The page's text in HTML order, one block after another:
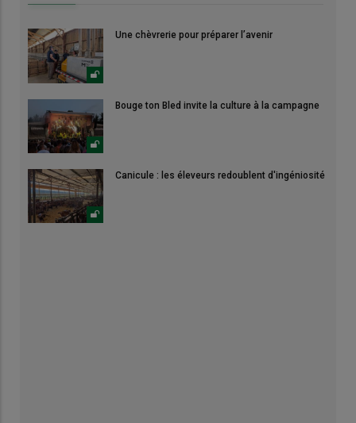
Une chèvrerie pour préparer l’avenir
Bouge ton Bled invite la culture à la campagne
Canicule : les éleveurs redoublent d'ingéniosité